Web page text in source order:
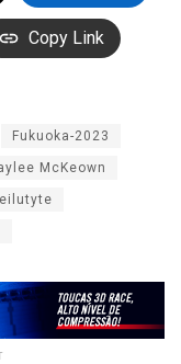
Copy Link
Fukuoka-2023
McKeown